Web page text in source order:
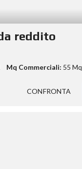
reddito
Mq Commerciali: 55 Mq
CONFRONTA